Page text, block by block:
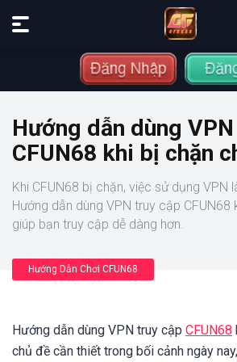
Hướng dẫn dùng
CFUN68 khi bị chặn
Khi CFUN68 bị chặn, việc sử dụng VPN
Hướng dẫn dùng VPN truy cập CFUN68
giúp bạn truy cập dễ dàng hơn.
Hướng Dẫn Chơi CFUN68
Hướng dẫn dùng VPN truy cập CFUN68
chủ đề cần thiết trong bối cảnh ngày